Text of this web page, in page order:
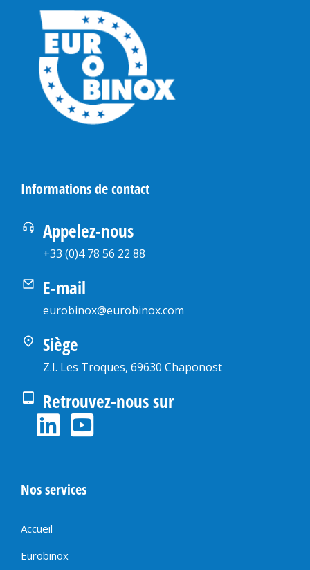
Informations de contact
Appelez-nous
+33 (0)4 78 56 22 88
E-mail
eurobinox@eurobinox.com
Siège
Z.I. Les Troques, 69630 Chaponost
Retrouvez-nous sur
Nos services
Accueil
Eurobinox